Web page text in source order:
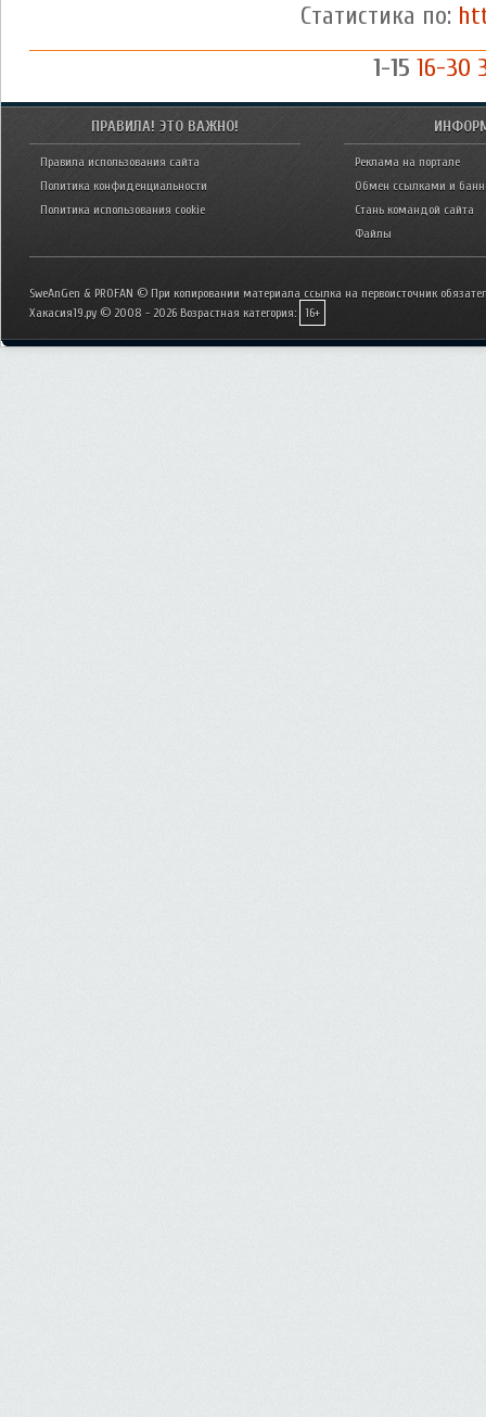
Статистика по:
1-15 16-30
ПРАВИЛА! ЭТО ВАЖНО!
Правила использования сайта
Политика конфиденциальности
Политика использования cookie
Реклама на портале
Обмен ссылками и
Стань командой сайта
Файлы
SweAnGen & PROFAN © При копировании материала ссылка на первоисточник
Хакасия19.ру © 2008 - 2026 Возрастная категория: 16+